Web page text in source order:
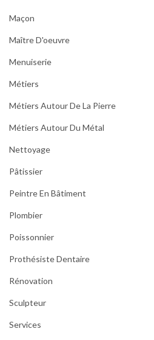
Maçon
Maître D'oeuvre
Menuiserie
Métiers
Métiers Autour De La Pierre
Métiers Autour Du Métal
Nettoyage
Pâtissier
Peintre En Bâtiment
Plombier
Poissonnier
Prothésiste Dentaire
Rénovation
Sculpteur
Services